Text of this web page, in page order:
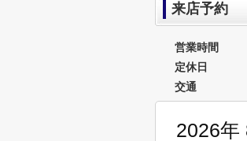
来店予約
営業時間
定休日
交通
2026年